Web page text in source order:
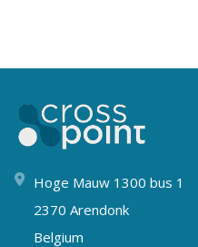
Hoge Mauw 1300 bus 1
2370 Arendonk
Belgium